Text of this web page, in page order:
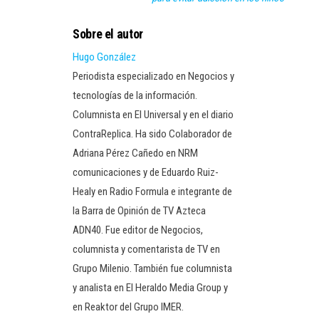
Sobre el autor
Hugo González
Periodista especializado en Negocios y
tecnologías de la información.
Columnista en El Universal y en el diario
ContraReplica. Ha sido Colaborador de
Adriana Pérez Cañedo en NRM
comunicaciones y de Eduardo Ruiz-
Healy en Radio Formula e integrante de
la Barra de Opinión de TV Azteca
ADN40. Fue editor de Negocios,
columnista y comentarista de TV en
Grupo Milenio. También fue columnista
y analista en El Heraldo Media Group y
en Reaktor del Grupo IMER.